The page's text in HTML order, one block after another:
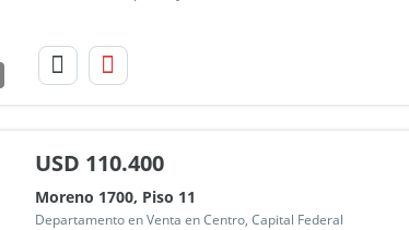
USD 110.400
Moreno 1700, Piso 11
Departamento en Venta en Centro, Capital Federal